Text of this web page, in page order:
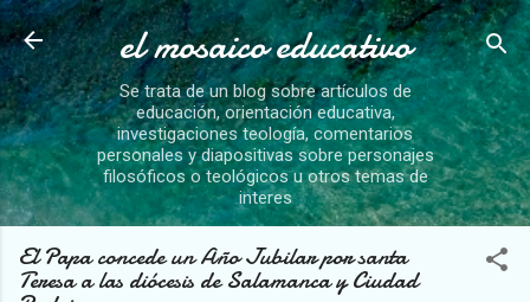
Ir al contenido principal
el mosaico educativo
Se trata de un blog sobre artículos de
educación, orientación educativa,
investigaciones teología, comentarios
personales y diapositivas sobre personajes
filosóficos o teológicos u otros temas de
interes
El Papa concede un Año Jubilar por santa
Teresa a las diócesis de Salamanca y Ciudad